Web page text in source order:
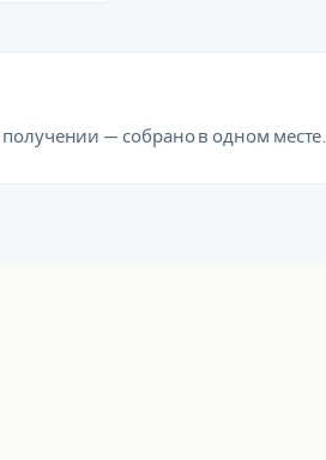
получении — собрано в одном месте.